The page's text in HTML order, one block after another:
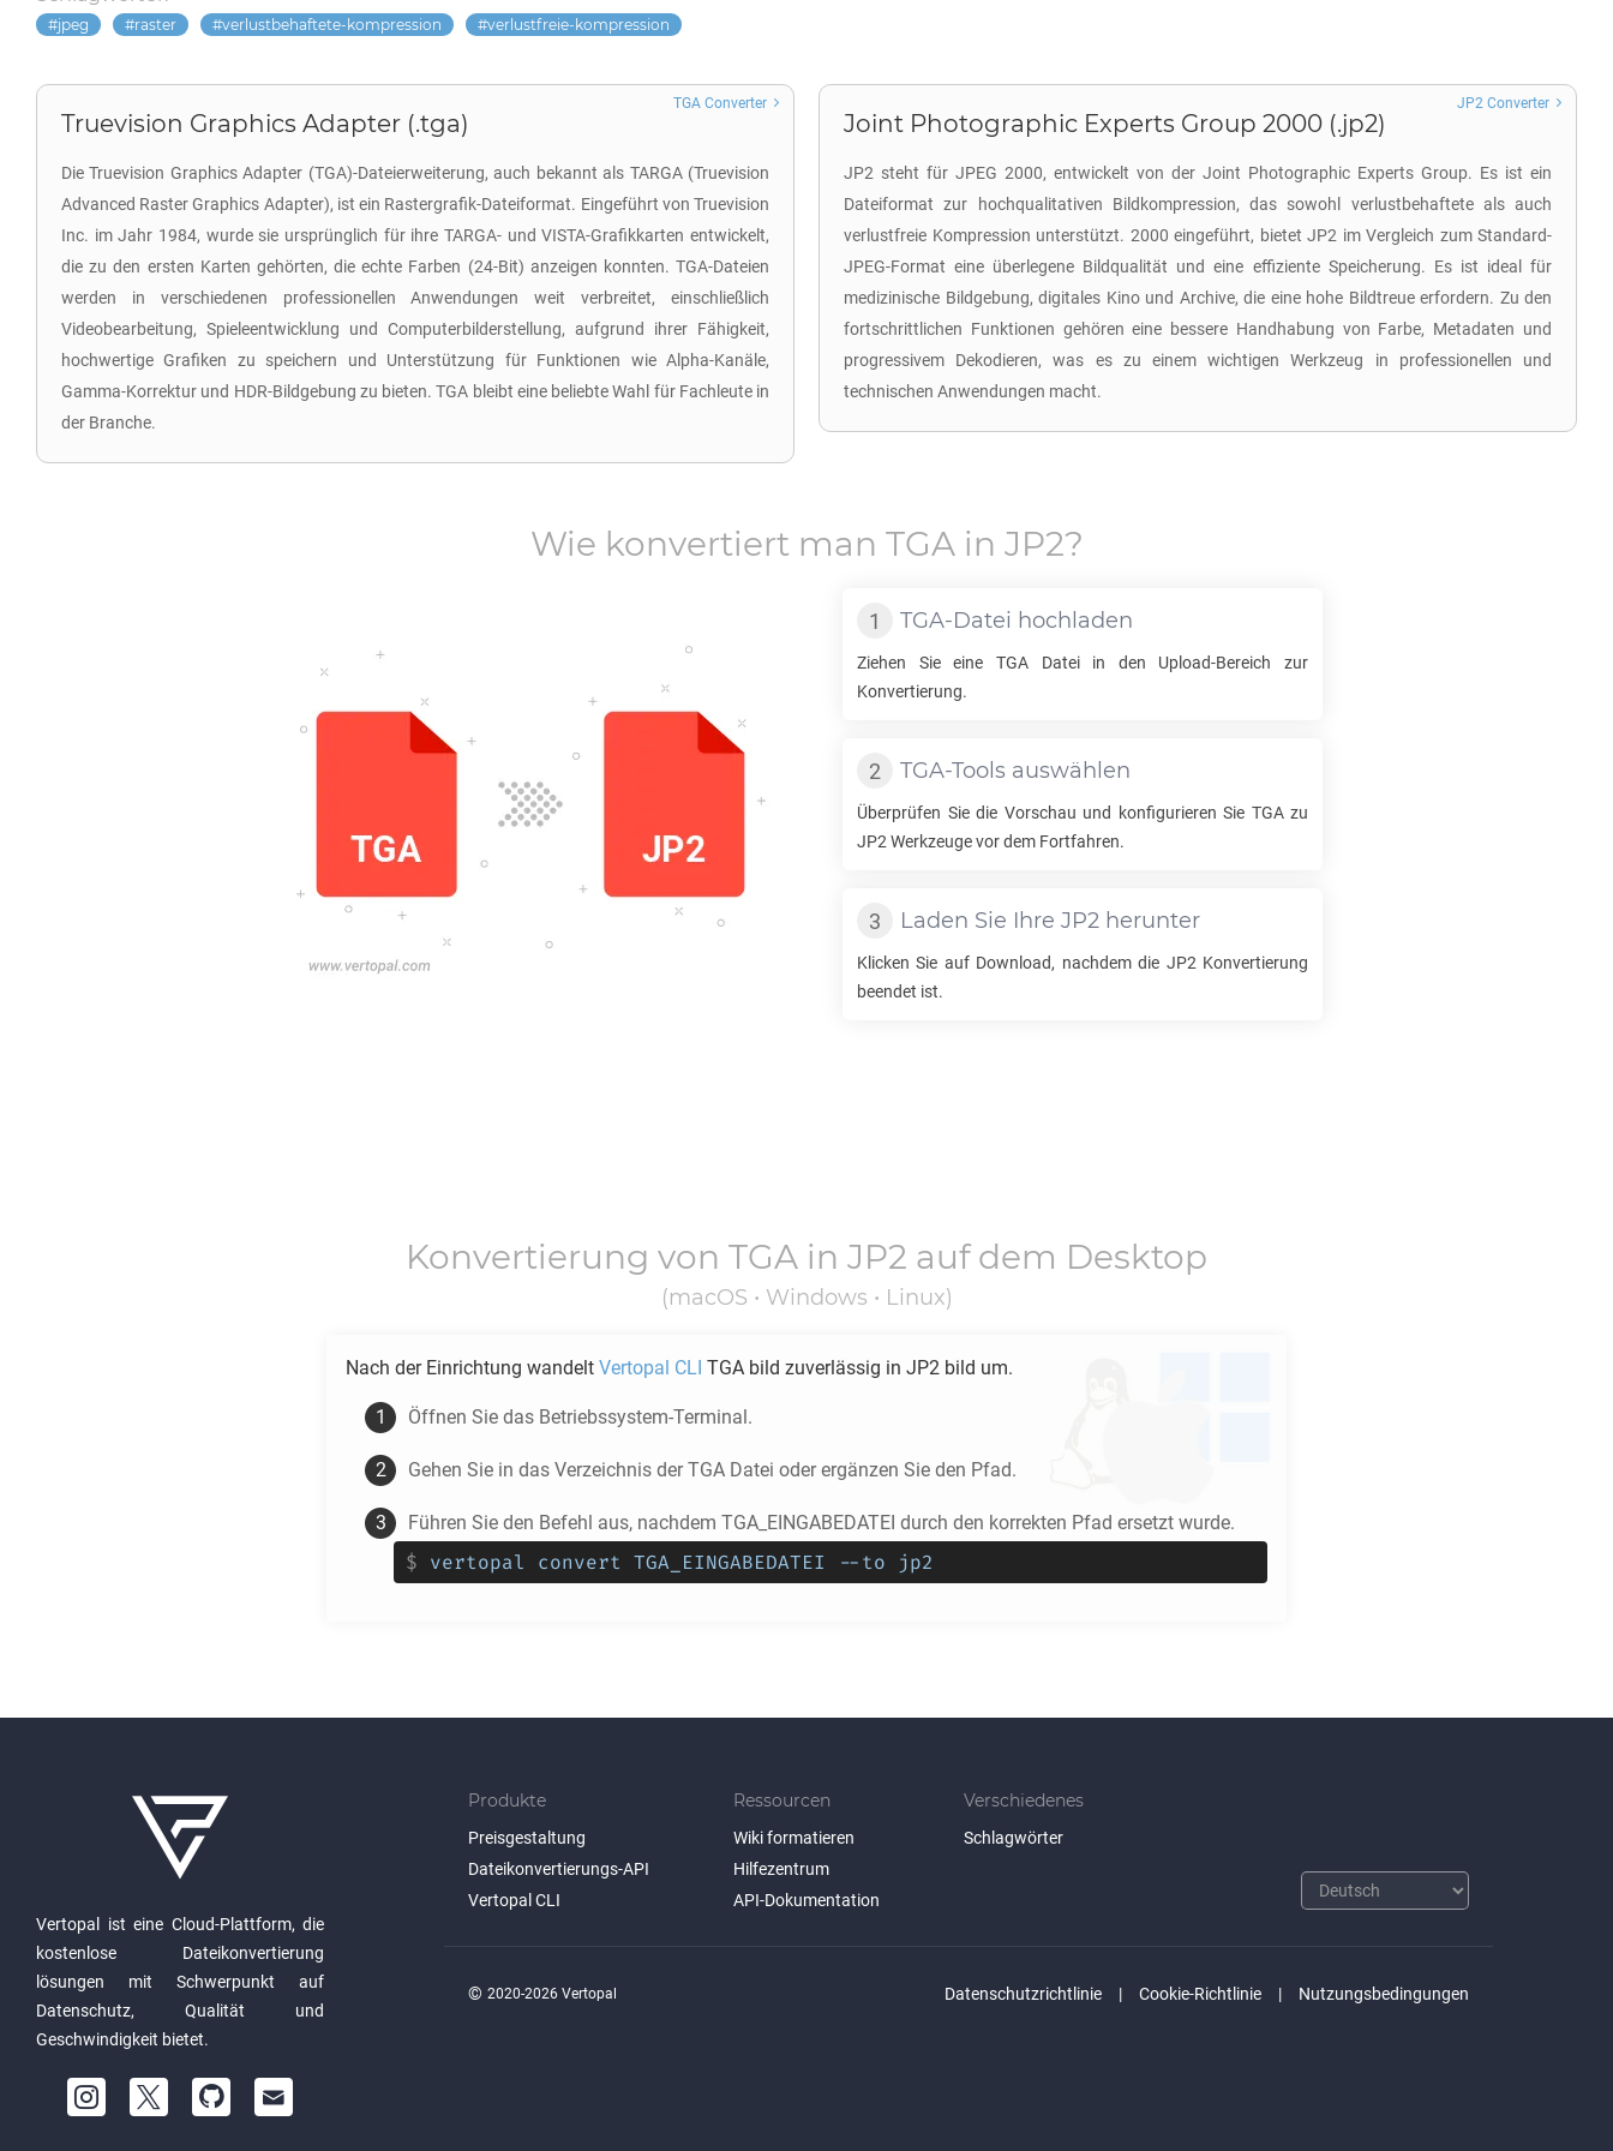
jpeg raster verlustbehaftete-kompression verlustfreie-kompression
Truevision Graphics Adapter (.tga)
Die Truevision Graphics Adapter (TGA)-Dateierweiterung, auch bekannt als TARGA (Truevision
Advanced Raster Graphics Adapter), ist ein Rastergrafik-Dateiformat. Eingeführt von Truevision
Inc. im Jahr 1984, wurde sie ursprünglich für ihre TARGA- und VISTA-Grafikkarten entwickelt,
die zu den ersten Karten gehörten, die echte Farben (24-Bit) anzeigen konnten. TGA-Dateien
werden in verschiedenen professionellen Anwendungen weit verbreitet, einschließlich
Videobearbeitung, Spieleentwicklung und Computerbilderstellung, aufgrund ihrer Fähigkeit,
hochwertige Grafiken zu speichern und Unterstützung für Funktionen wie Alpha-Kanäle,
Gamma-Korrektur und HDR-Bildgebung zu bieten. TGA bleibt eine beliebte Wahl für Fachleute in
der Branche.
TGA Converter
Joint Photographic Experts Group 2000 (.jp2)
JP2 steht für JPEG 2000, entwickelt von der Joint Photographic Experts Group. Es ist ein
Dateiformat zur hochqualitativen Bildkompression, das sowohl verlustbehaftete als auch
verlustfreie Kompression unterstützt. 2000 eingeführt, bietet JP2 im Vergleich zum Standard-
JPEG-Format eine überlegene Bildqualität und eine effiziente Speicherung. Es ist ideal für
medizinische Bildgebung, digitales Kino und Archive, die eine hohe Bildtreue erfordern. Zu den
fortschrittlichen Funktionen gehören eine bessere Handhabung von Farbe, Metadaten und
progressivem Dekodieren, was es zu einem wichtigen Werkzeug in professionellen und
technischen Anwendungen macht.
JP2 Converter
Wie konvertiert man TGAin JP2?
TGA-Datei hochladen
Ziehen Sie eine TGADatei in den Upload-Bereich zur
Konvertierung.
TGA-Tools auswählen
Überprüfen Sie die Vorschau und konfigurieren Sie TGAzu
JP2 Werkzeuge vor dem Fortfahren.
Laden Sie Ihre JP2 herunter
Klicken Sie auf Download, nachdem die JP2 Konvertierung
beendet ist.
Konvertierung von TGA in JP2 auf dem Desktop
(macOS • Windows • Linux)
Nach der Einrichtung wandelt Vertopal CLI TGA bild zuverlässig in JP2 bild um.
Öffnen Sie das Betriebssystem-Terminal.
Gehen Sie in das Verzeichnis derTGA Datei oder ergänzen Sie den Pfad.
Führen Sie den Befehl aus, nachdem TGA_EINGABEDATEI durch den korrekten Pfad ersetzt wurde.
$ vertopal convert TGA_EINGABEDATEI --to jp2
Vertopal ist eine Cloud-Plattform, die
kostenlose Dateikonvertierung
lösungen mit Schwerpunkt auf
Datenschutz, Qualität und
Geschwindigkeit bietet.
Produkte
Preisgestaltung
Dateikonvertierungs-API
Vertopal CLI
Ressourcen
Wiki formatieren
Hilfezentrum
API-Dokumentation
Verschiedenes
Schlagwörter
Datenschutzrichtlinie Cookie-Richtlinie Nutzungsbedingungen
© 2020-2026 Vertopal